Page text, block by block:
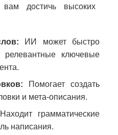
достичь высоких
ИИ может быстро
релевантные ключевые
Помогает создать
и мета-описания.
грамматические
написания.